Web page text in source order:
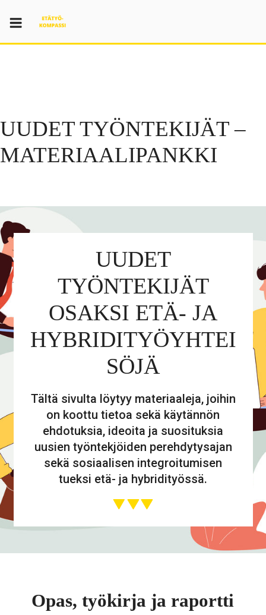
to
UUDET TYÖNTEKIJÄT –
MATERIAALIPANKKI
UUDET
TYÖNTEKIJÄT
OSAKSI ETÄ- JA
HYBRIDITYÖYHTEI
SÖJÄ
Tältä sivulta löytyy materiaaleja, joihin
on koottu tietoa sekä käytännön
ehdotuksia, ideoita ja suosituksia
uusien työntekjöiden perehdytysajan
sekä sosiaalisen integroitumisen
tueksi etä- ja hybridityössä.
Opas, työkirja ja raportti